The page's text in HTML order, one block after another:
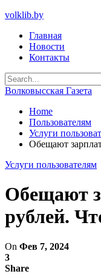
volklib.by
Главная
Новости
Контакты
Волковысская Газета
Home
Пользователям
Услуги
Обещают
Услуги пользователям
Обещают
рублей.
On Фев 7, 2024
3
Share